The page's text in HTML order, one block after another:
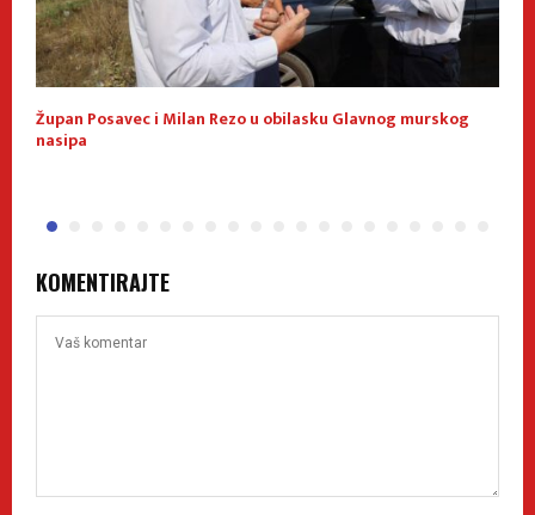
Župan Posavec i Milan Rezo u obilasku Glavnog murskog
nasipa
KOMENTIRAJTE